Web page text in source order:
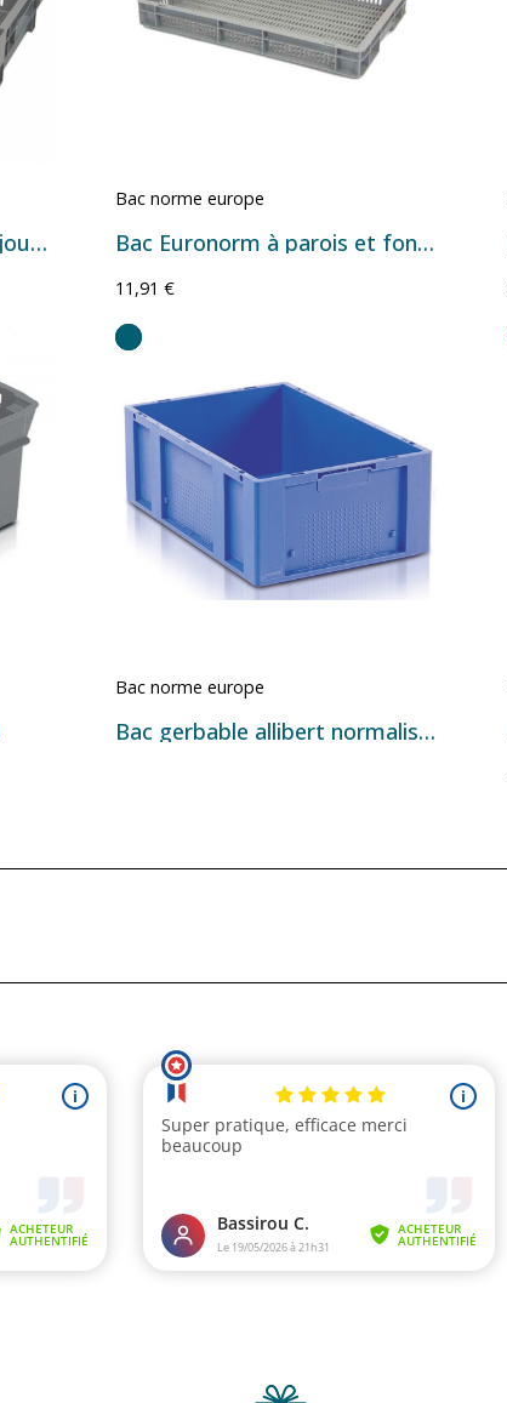
Bac gerbable emboîtable ajouré – 600 × 400 × 144 mm – 26 litres
Bac norme europe
Bac Euronorm à parois et fond ajourés - 12,5 L - 600×400×70 mm
11,91 €
Bac norme europe
Bac gerbable allibert normalisé Eureka 26028